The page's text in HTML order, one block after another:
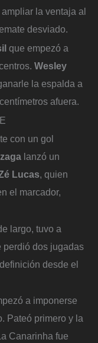
la ventaja al
desviado.
que empezó a
Wesley
la espalda a
afuera.
con un gol
lanzó un
Lucas, quien
el marcador,
largo, tuvo a
perdió dos jugadas
desde el
a imponerse
Pateó primero y la
Canarinha fue